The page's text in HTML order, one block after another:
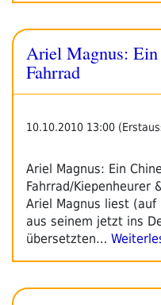
Ariel Magnus: Ein
Fahrrad
10.10.2010 13:00
Ariel Magnus: Ein
Fahrrad/Kiepenheurer
Ariel Magnus liest (auf
aus seinem jetzt ins
übersetzten…